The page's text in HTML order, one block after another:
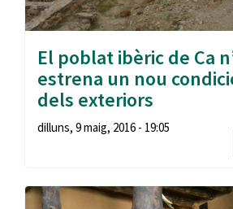
El poblat ibèric de Ca
estrena un nou
dels exteriors
dilluns, 9 maig, 2016 - 19:05